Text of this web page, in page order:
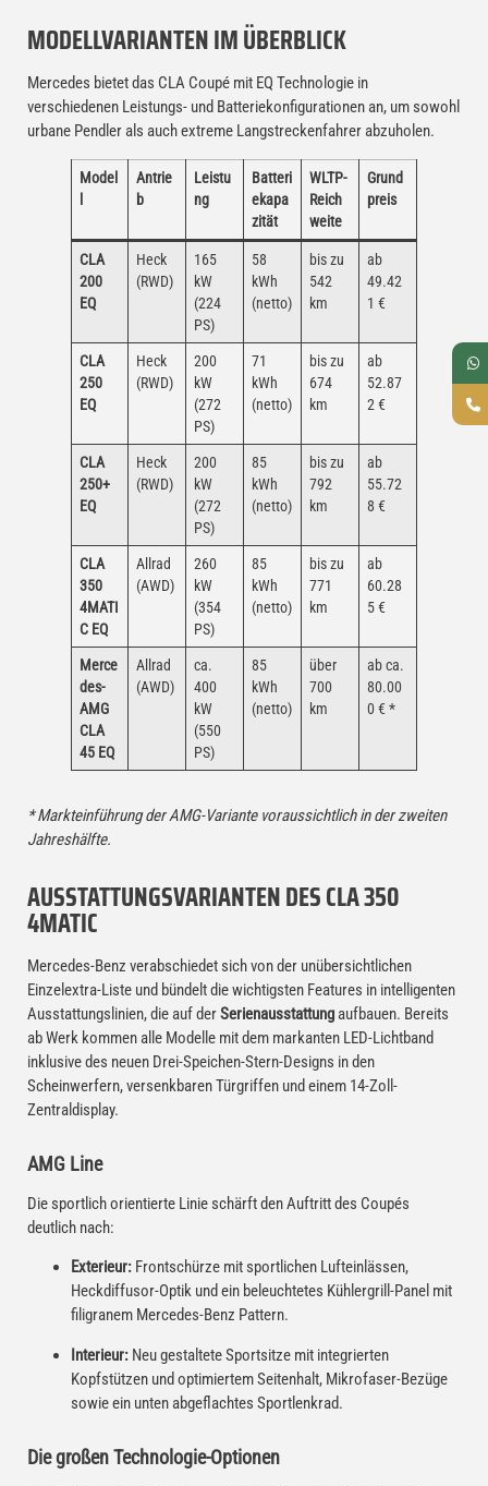
MODELLVARIANTEN IM ÜBERBLICK
Mercedes bietet das CLA Coupé mit EQ Technologie in
verschiedenen Leistungs- und Batteriekonfigurationen an, um sowohl
urbane Pendler als auch extreme Langstreckenfahrer abzuholen.
Model
Antrie
b
Leistu
ng
Batteri
ekapa
zität
WLTP-
Reich
weite
Grund
preis
CLA
200
EQ
Heck
(RWD)
165
kW
(224
PS)
58
kWh
(netto)
bis zu
542
km
ab
49.42
1 €
CLA
250
EQ
Heck
(RWD)
200
kW
(272
PS)
71
kWh
(netto)
bis zu
674
km
ab
52.87
2 €
CLA
250+
EQ
Heck
(RWD)
200
kW
(272
PS)
85
kWh
(netto)
bis zu
792
km
ab
55.72
8 €
CLA
350
4MATI
C EQ
Allrad
(AWD)
260
kW
(354
PS)
85
kWh
(netto)
bis zu
771
km
ab
60.28
5 €
Merce
des-
AMG
CLA
45 EQ
Allrad
(AWD)
ca.
400
kW
(550
PS)
85
kWh
(netto)
über
700
km
ab ca.
80.00
0 € *
* Markteinführung der AMG-Variante voraussichtlich in der zweiten
Jahreshälfte.
AUSSTATTUNGSVARIANTEN DES CLA 350
4MATIC
Mercedes-Benz verabschiedet sich von der unübersichtlichen
Einzelextra-Liste und bündelt die wichtigsten Features in intelligenten
Ausstattungslinien, die auf derSerienausstattung aufbauen. Bereits
ab Werk kommen alle Modelle mit dem markanten LED-Lichtband
inklusive des neuen Drei-Speichen-Stern-Designs in den
Scheinwerfern, versenkbaren Türgriffen und einem 14-Zoll-
Zentraldisplay.
AMG Line
Die sportlich orientierte Linie schärft den Auftritt des Coupés
deutlich nach:
Exterieur: Frontschürze mit sportlichen Lufteinlässen,
Heckdiffusor-Optik und ein beleuchtetes Kühlergrill-Panel mit
filigranem Mercedes-Benz Pattern.
Interieur: Neu gestaltete Sportsitze mit integrierten
Kopfstützen und optimiertem Seitenhalt, Mikrofaser-Bezüge
sowie ein unten abgeflachtes Sportlenkrad.
Die großen Technologie-Optionen